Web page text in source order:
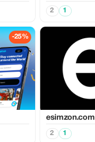
2 1
-25%
esimzon.com
2 1